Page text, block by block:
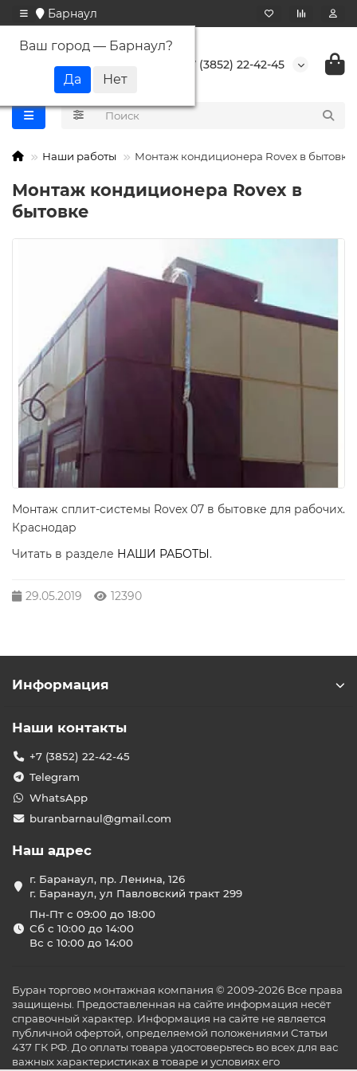
Барнаул
Ваш город — Барнаул?
+7 (3852) 22-42-45
Наши работы Монтаж кондиционера Rovex в бытовке
Монтаж кондиционера Rovex в
бытовке
Монтаж сплит-системы Rovex 07 в бытовке для рабочих.
Краснодар
Читать в разделе НАШИ РАБОТЫ.
29.05.2019 12390
Информация
Наши контакты
+7 (3852) 22-42-45
Telegram
WhatsApp
buranbarnaul@gmail.com
Наш адрес
г. Баранаул, пр. Ленина, 126
г. Баранаул, ул Павловский тракт 299
Пн-Пт с 09:00 до 18:00
Сб с 10:00 до 14:00
Вс с 10:00 до 14:00
Буран торгово монтажная компания © 2009-2026 Все права
защищены. Предоставленная на сайте информация несёт
справочный характер. Информация на сайте не является
публичной офертой, определяемой положениями Статьи
437 ГК РФ. До оплаты товара удостоверьтесь во всех для вас
важных характеристиках в товаре и условиях его